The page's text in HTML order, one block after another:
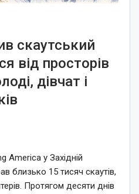
скаутський
від просторів
дівчат і
America у Західній
близько 15 тисяч скаутів,
Протягом десяти днів